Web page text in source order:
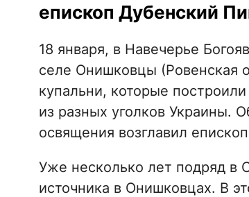
епископ Дубенский
18 января, в Навечерье
селе Онишковцы (Ровенская
купальни, которые
из разных уголков Украины.
освящения возглавил
Уже несколько лет подряд в
источника в Онишковцах. В